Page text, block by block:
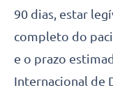
90 dias, estar
completo do
e o prazo
Internacional de